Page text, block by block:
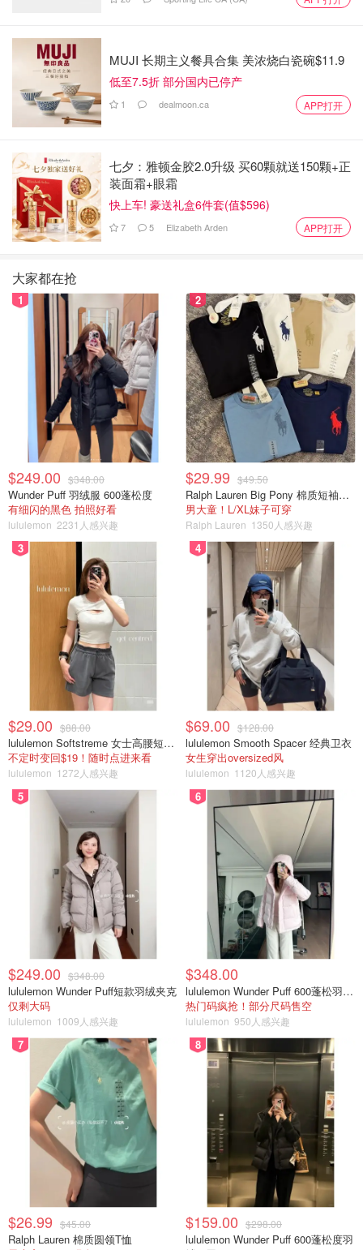
图片来自于@ facebook，版权属于原作者
店员友好又热情，有问必答。
图片来自于@ Facebook，版权属于原作者
Early Bird & Worm
地址：169 Roncesvalles Ave, Toronto, ON M6R 2L3
营业时间：11am~5pm（周二到周五）；11am~4pm（周
电话：(647) 352-5885
https://earlybirdandworm.com/ ( 可网购但缺货严重）
图片来自于@facebook ，版权属于原作者
以母婴服饰为主，也卖一些家居、装饰、日化洗护用品。推
荐Hatley Kids的雨衣、雨靴，折后划算；Rylee Cru的童装
（设计简约耐看，配色淡雅）。店主蛮热心的，总的来说是
个淘礼物的好去处，因为店里的许多品牌在网上不容易买到
（或者包邮门槛很高）。
MUJI 长期主义餐具合集 美浓烧白瓷碗$11.9
低至7.5折 部分国内已停产
1 dealmoon.ca APP打开
七夕：雅顿金胶2.0升级 买60颗就送150颗+正
装面霜+眼霜
快上车! 豪送礼盒6件套(值$596)
7 5 Elizabeth Arden APP打开
大家都在抢
1
$249.00 $348.00
Wunder Puff 羽绒服 600蓬松度
有细闪的黑色 拍照好看
lululemon 2231人感兴趣
2
$29.99 $49.50
Ralph Lauren Big Pony 棉质短袖T恤
男大童！L/XL妹子可穿
Ralph Lauren 1350人感兴趣
3
$29.00 $88.00
lululemon Softstreme 女士高腰短裤 10cm
不定时变回$19！随时点进来看
lululemon 1272人感兴趣
4
$69.00 $128.00
lululemon Smooth Spacer 经典卫衣
女生穿出oversized风
lululemon 1120人感兴趣
5
$249.00 $348.00
lululemon Wunder Puff短款羽绒夹克
仅剩大码
lululemon 1009人感兴趣
6
$348.00
lululemon Wunder Puff 600蓬松羽绒夹克
热门码疯抢！部分尺码售空
lululemon 950人感兴趣
7
$26.99 $45.00
Ralph Lauren 棉质圆领T恤
8
$159.00 $298.00
lululemon Wunder Puff 600蓬松度羽